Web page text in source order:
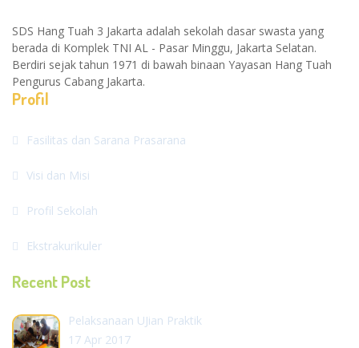
SDS Hang Tuah 3 Jakarta adalah sekolah dasar swasta yang
berada di Komplek TNI AL - Pasar Minggu, Jakarta Selatan.
Berdiri sejak tahun 1971 di bawah binaan Yayasan Hang Tuah
Pengurus Cabang Jakarta.
Profil
Fasilitas dan Sarana Prasarana
Visi dan Misi
Profil Sekolah
Ekstrakurikuler
Recent Post
Pelaksanaan UJian Praktik
17 Apr 2017